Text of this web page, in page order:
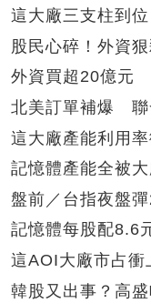
這大廠三支柱到
股民心碎！外資
外資買超20億元
北美訂單補爆 聯
這大廠產能利用
記憶體產能全被
盤前／台指夜盤
記憶體每股配8.6
這AOI大廠市占
韓股又出事？高盛